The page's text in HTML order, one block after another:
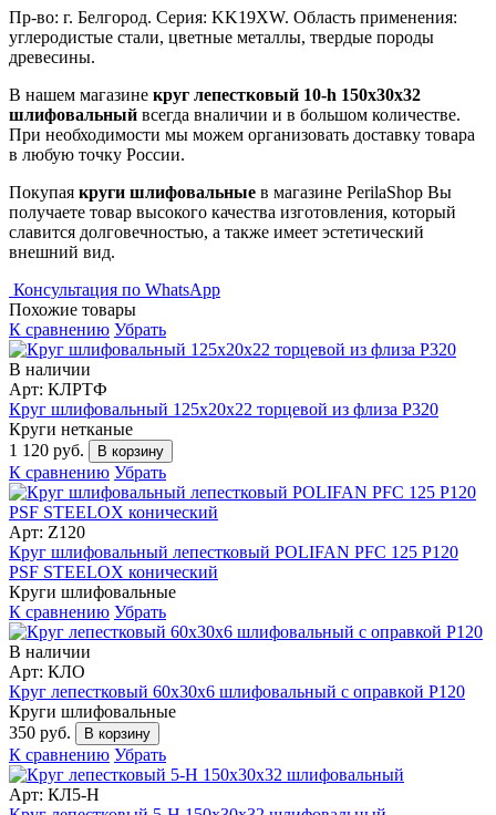
Пр-во: г. Белгород. Серия: KK19XW. Область применения:
углеродистые стали, цветные металлы, твердые породы
древесины.
В нашем магазине круг лепестковый 10-h 150х30х32
шлифовальный всегда вналичии и в большом количестве.
При необходимости мы можем организовать доставку товара
в любую точку России.
Покупая круги шлифовальные в магазине PerilaShop Вы
получаете товар высокого качества изготовления, который
славится долговечностью, а также имеет эстетический
внешний вид.
Консультация по WhatsApp
Похожие товары
К сравнению Убрать
В наличии
Арт: КЛРТФ
Круг шлифовальный 125х20х22 торцевой из флиза Р320
Круги нетканые
1 120 руб.
В корзину
К сравнению Убрать
Арт: Z120
Круг шлифовальный лепестковый POLIFAN PFC 125 P120
PSF STEELOX конический
Круги шлифовальные
К сравнению Убрать
В наличии
Арт: КЛО
Круг лепестковый 60х30х6 шлифовальный с оправкой Р120
Круги шлифовальные
350 руб.
В корзину
К сравнению Убрать
Арт: КЛ5-Н